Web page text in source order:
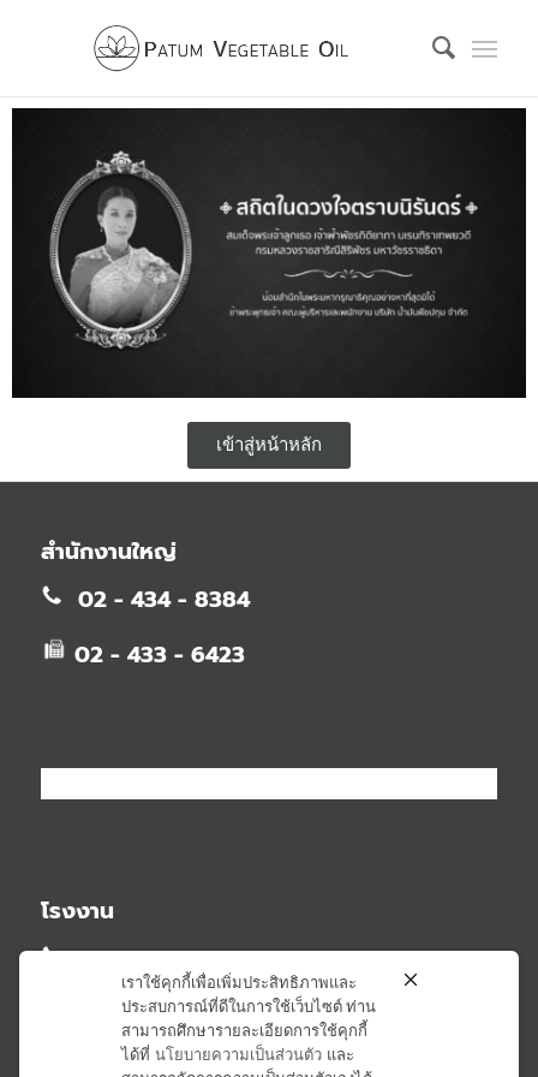
เข้าสู่หน้าหลัก
สำนักงานใหญ่
02 - 434 - 8384
02 - 433 - 6423
โรงงาน
02 - 581 - 2348
02 - 581 - 6407
เราใช้คุกกี้เพื่อเพิ่มประสิทธิภาพและ
ประสบการณ์ที่ดีในการใช้เว็บไซต์ ท่าน
สามารถศึกษารายละเอียดการใช้คุกกี้
ได้ที่ นโยบายความเป็นส่วนตัว และ